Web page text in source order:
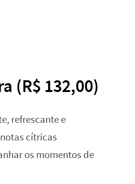
(R$ 132,00)
refrescante e
cítricas
os momentos de